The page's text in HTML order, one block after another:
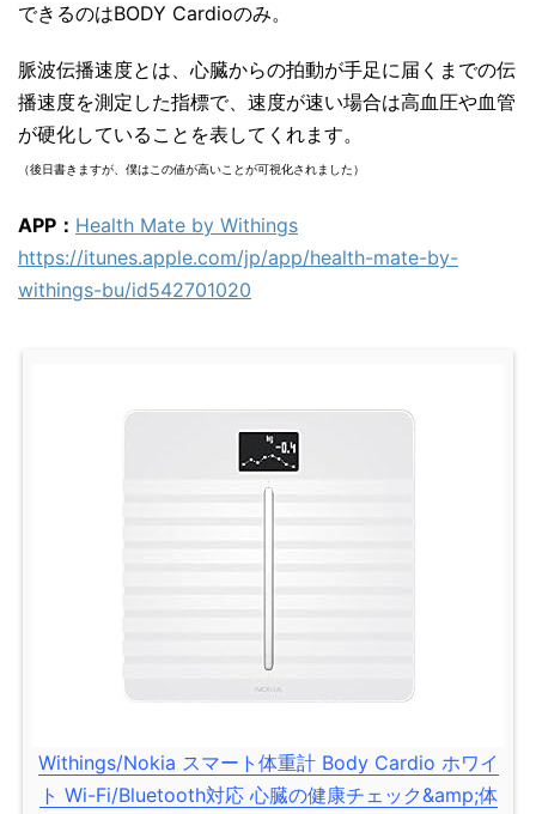
できるのはBODY Cardioのみ。
脈波伝播速度とは、心臓からの拍動が手足に届くまでの伝
播速度を測定した指標で、速度が速い場合は高血圧や血管
が硬化していることを表してくれます。
（後日書きますが、僕はこの値が高いことが可視化されました）
APP： Health Mate by Withings
https://itunes.apple.com/jp/app/health-mate-by-
withings-bu/id542701020
Withings/Nokia スマート体重計 Body Cardio ホワイ
ト Wi-Fi/Bluetooth対応 心臓の健康チェック&amp;体